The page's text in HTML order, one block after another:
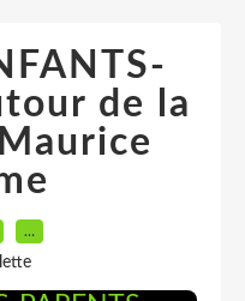
de la
…